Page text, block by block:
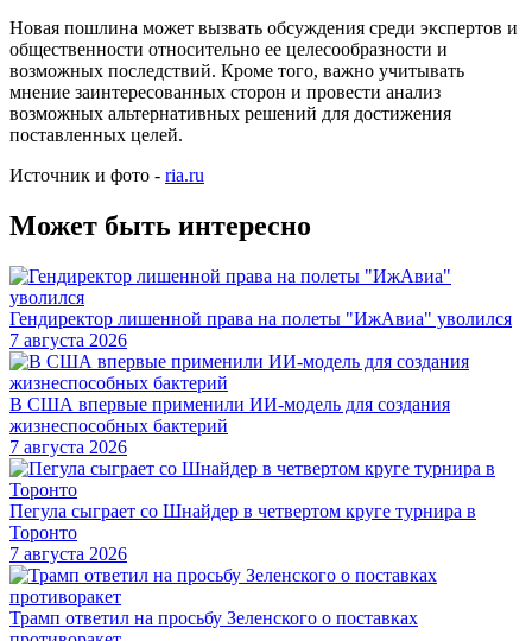
Новая пошлина может вызвать обсуждения среди экспертов и
общественности относительно ее целесообразности и
возможных последствий. Кроме того, важно учитывать
мнение заинтересованных сторон и провести анализ
возможных альтернативных решений для достижения
поставленных целей.
Источник и фото - ria.ru
Может быть интересно
Гендиректор лишенной права на полеты "ИжАвиа" уволился
7 августа 2026
В США впервые применили ИИ-модель для создания
жизнеспособных бактерий
7 августа 2026
Пегула сыграет со Шнайдер в четвертом круге турнира в
Торонто
7 августа 2026
Трамп ответил на просьбу Зеленского о поставках